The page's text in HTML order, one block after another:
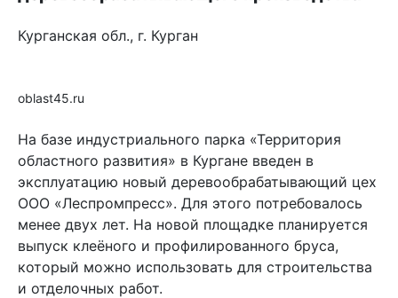
Курганская обл., г. Курган
oblast45.ru
На базе индустриального парка «Территория
областного развития» в Кургане введен в
эксплуатацию новый деревообрабатывающий цех
ООО «Леспромпресс». Для этого потребовалось
менее двух лет. На новой площадке планируется
выпуск клеёного и профилированного бруса,
который можно использовать для строительства
и отделочных работ.